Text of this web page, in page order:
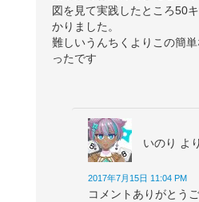
図を見て実践したところ50
かりました。
難しいうんちくよりこの簡
ったです
いのり よ
2017年7月15日 11:04 PM
コメントありがとう